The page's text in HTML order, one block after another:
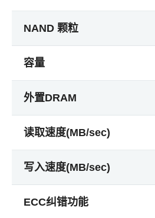
NAND 颗粒
容量
外置DRAM
读取速度(MB/sec)
写入速度(MB/sec)
ECC纠错功能